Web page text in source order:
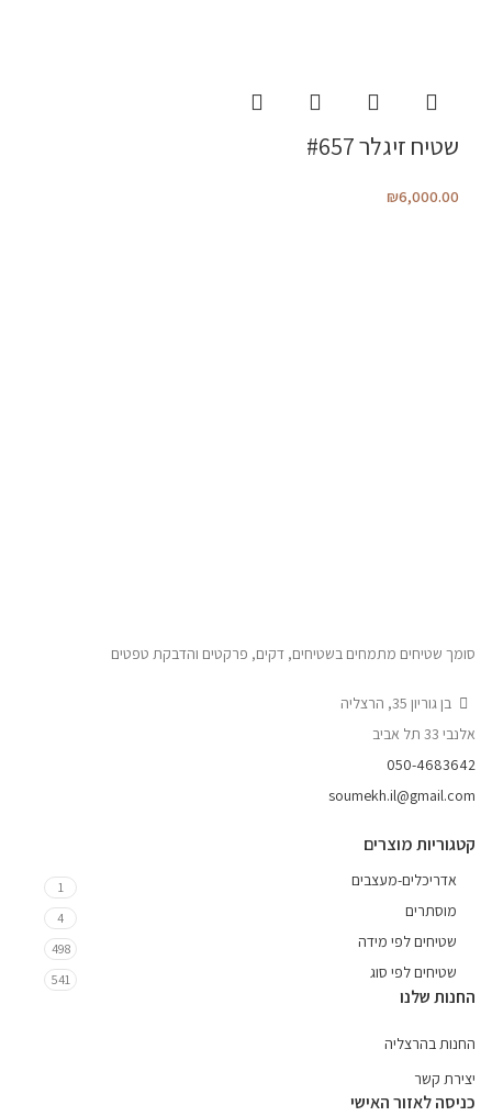
שטיח זיגלר #657
₪6,000.00
סומך שטיחים מתמחים בשטיחים, דקים, פרקטים והדבקת טפטים
בן גוריון 35, הרצליה
אלנבי 33 תל אביב
050-4683642
soumekh.il@gmail.com
קטגוריות מוצרים
אדריכלים-מעצבים 1
מוסתרים 4
שטיחים לפי מידה 498
שטיחים לפי סוג 541
החנות שלנו
החנות בהרצליה
יצירת קשר
כניסה לאזור האישי